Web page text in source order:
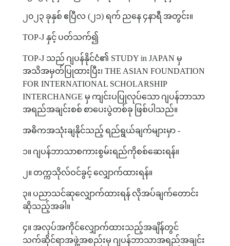
၂၀၂၃ ခုနှစ် ဧပြီလ ( ၂၁) ရက် ညနေ ၄နာရီ အတွင်း။
TOP-Jနှင့် ပတ်သက်၍
TOP-J သည် ဂျပန်နိုင်ငံ၏ STUDY in JAPAN မှ
အသိအမှတ်ပြုထားပြီး၊ THE ASIAN FOUNDATION
FOR INTERNATIONAL SCHOLARSHIP
INTERCHANGE မှ ကျင်းပပြုလုပ်သော ဂျပန်ဘာသာ
အရည်အချင်းစစ် စာပေးပွဲတစ်ခု ဖြစ်ပါသည်။
အဓိကအသုံးချနိုင်သည့် ရည်ရွယ်ချက်များမှာ -
၁။ ဂျပန်ဘာသာစကားစွမ်းရည်ကိုစစ်ဆေးရန်။
၂။ တက္ကသိုလ်ဝင်ခွင့် လျှောက်ထားရန်။
၃။ ပညာသင်ဆုလျှောက်ထားရန် လိုအပ်ချက်တောင်း
ဆိုသည့်အခါ။
၄။ အလုပ်အကိုင်လျှောက်ထားသည့်အချိန်တွင်
သက်ဆိုင်ရာအဖွဲ့အစည်းမှ ဂျပန်ဘာသာအရည်အချင်း